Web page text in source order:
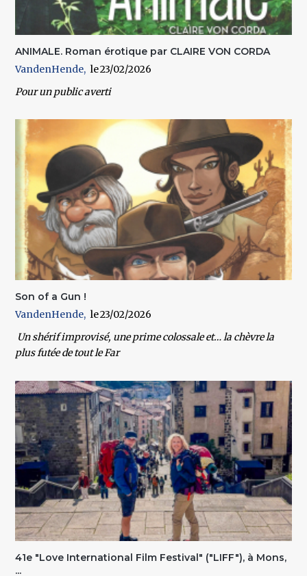
ANIMALE. Roman érotique par CLAIRE VON CORDA
VandenHende
23/02/2026
Pour un public averti
Son of a Gun !
VandenHende
23/02/2026
Un shérif improvisé, une prime colossale et… la chèvre la
plus futée de tout le Far
41e "Love International Film Festival" ("LIFF"), à Mons,
...